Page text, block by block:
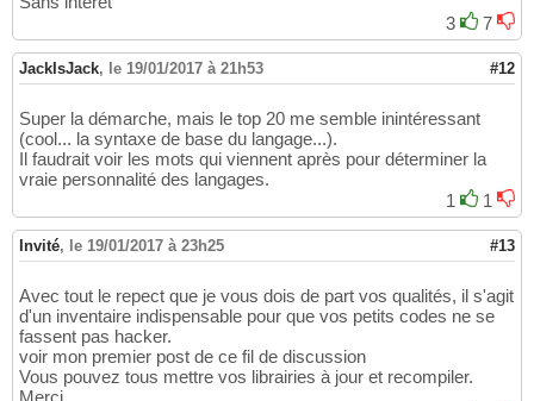
3
7
JackIsJack, le 19/01/2017 à 21h53 #12
Super la démarche, mais le top 20 me semble inintéressant
(cool... la syntaxe de base du langage...).
Il faudrait voir les mots qui viennent après pour déterminer la
vraie personnalité des langages.
1
1
Invité, le 19/01/2017 à 23h25 #13
Avec tout le repect que je vous dois de part vos qualités, il s'agit
d'un inventaire indispensable pour que vos petits codes ne se
fassent pas hacker.
voir mon premier post de ce fil de discussion
Vous pouvez tous mettre vos librairies à jour et recompiler.